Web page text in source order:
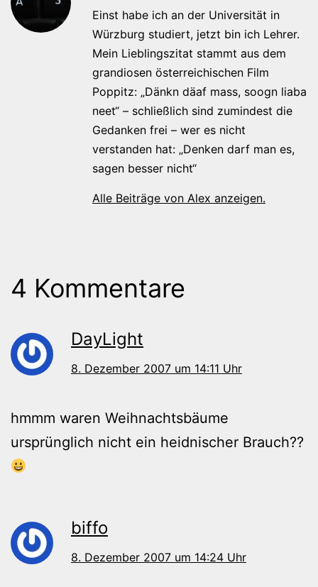
Einst habe ich an der Universität in
Würzburg studiert, jetzt bin ich Lehrer.
Mein Lieblingszitat stammt aus dem
grandiosen österreichischen Film
Poppitz: „Dänkn däaf mass, soogn liaba
neet“ – schließlich sind zumindest die
Gedanken frei – wer es nicht
verstanden hat: „Denken darf man es,
sagen besser nicht“
Alle Beiträge von Alex anzeigen.
4 Kommentare
DayLight
8. Dezember 2007 um 14:11 Uhr
hmmm waren Weihnachtsbäume
ursprünglich nicht ein heidnischer Brauch??
biffo
8. Dezember 2007 um 14:24 Uhr